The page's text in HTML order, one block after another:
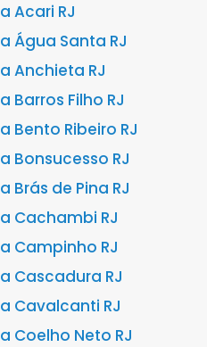
Acari RJ
Água Santa RJ
Anchieta RJ
Barros Filho RJ
Bento Ribeiro RJ
Bonsucesso RJ
Brás de Pina RJ
Cachambi RJ
Campinho RJ
Cascadura RJ
Cavalcanti RJ
Coelho Neto RJ